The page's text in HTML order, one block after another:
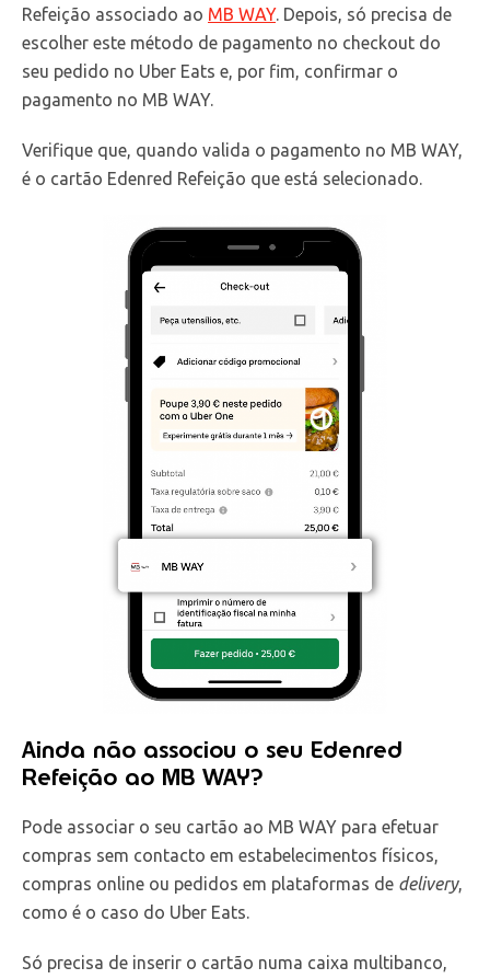
Refeição associado ao MB WAY. Depois, só precisa de
escolher este método de pagamento no checkout do
seu pedido no Uber Eats e, por fim, confirmar o
pagamento no MB WAY.
Verifique que, quando valida o pagamento no MB WAY,
é o cartão Edenred Refeição que está selecionado.
Ainda não associou o seu Edenred
Refeição ao MB WAY?
Pode associar o seu cartão ao MB WAY para efetuar
compras sem contacto em estabelecimentos físicos,
compras online ou pedidos em plataformas de delivery,
como é o caso do Uber Eats.
Só precisa de inserir o cartão numa caixa multibanco,